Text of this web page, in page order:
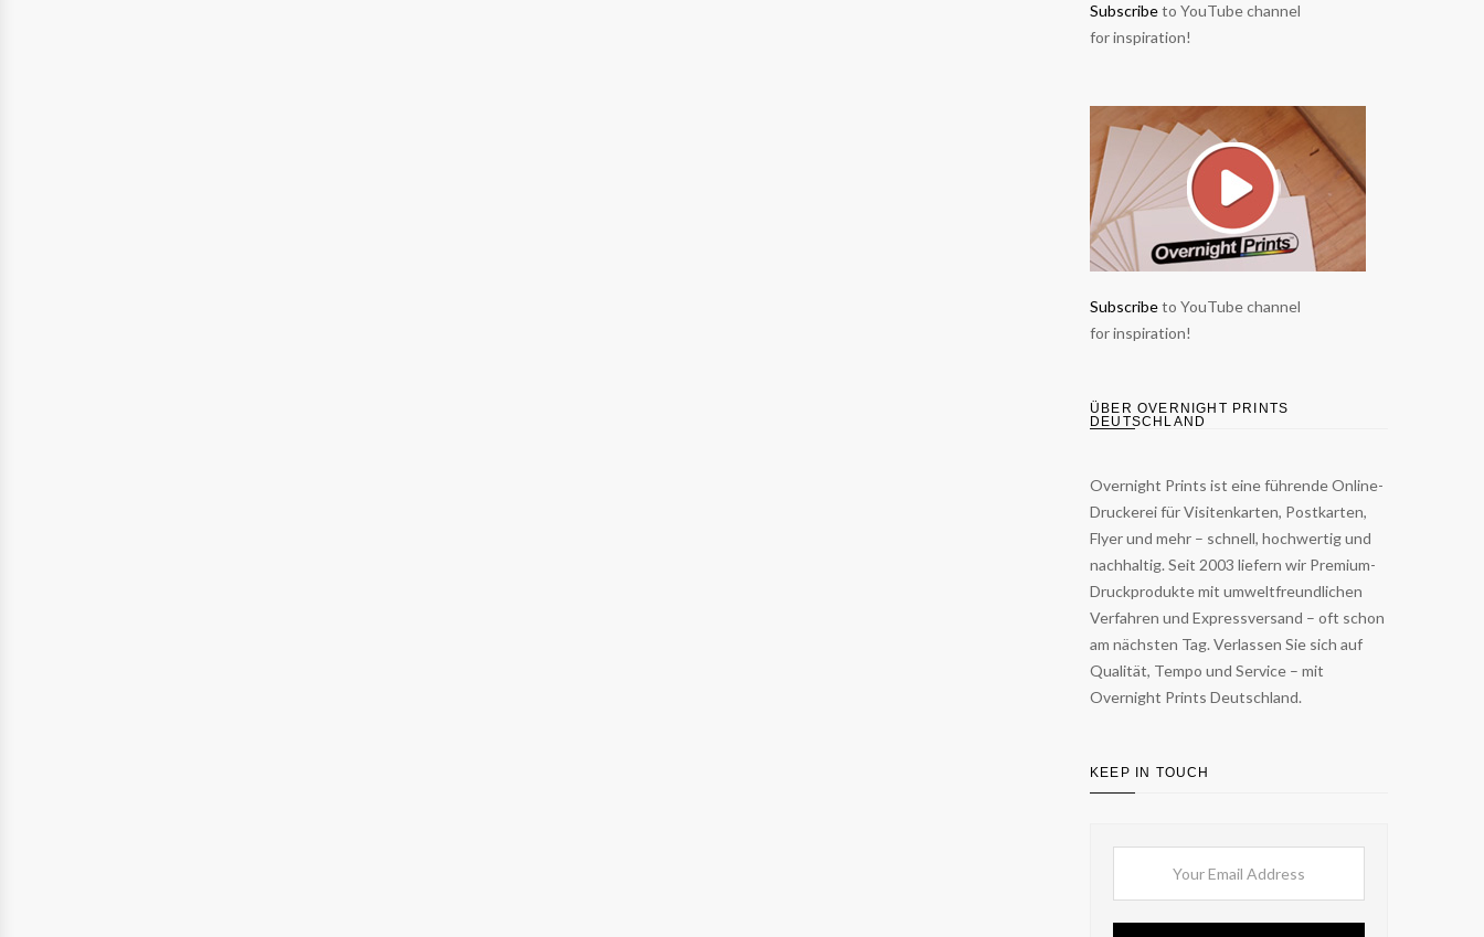
Subscribeto YouTube channel
for inspiration!
Subscribeto YouTube channel
for inspiration!
ÜBER OVERNIGHT PRINTS
DEUTSCHLAND
Overnight Prints ist eine führende Online-
Druckerei für Visitenkarten, Postkarten,
Flyer und mehr – schnell, hochwertig und
nachhaltig. Seit 2003 liefern wir Premium-
Druckprodukte mit umweltfreundlichen
Verfahren und Expressversand – oft schon
am nächsten Tag. Verlassen Sie sich auf
Qualität, Tempo und Service – mit
Overnight Prints Deutschland.
KEEP IN TOUCH